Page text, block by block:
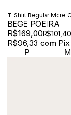
T-Shirt Regular More
BEGE POEIRA
R$169,00R$101,40
R$96,33 com Pix
P M